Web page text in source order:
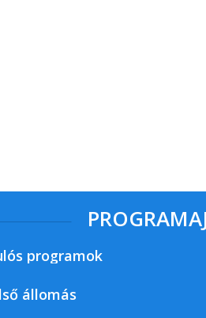
programok
állomás